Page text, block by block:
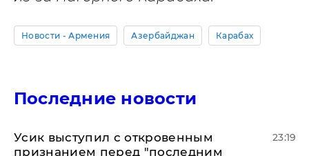
Новости - Армения Азербайджан Карабах
Последние новости
Усик выступил с откровенным
признанием перед "последним
23:19